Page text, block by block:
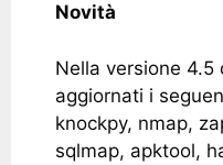
Novità
Nella versione 4.5
aggiornati i
knockpy, nmap,
sqlmap, apktool,